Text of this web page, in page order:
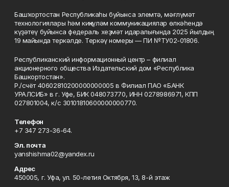
Башҡортостан Республикаһы буйынса элемтә, мәғлүмәт
технологиялары һәм киңкүләм коммуникациялар өлкәһендә
күҙәтеү буйынса федераль хеҙмәт идаралығында 2025 йылдың
19 майында теркәлде. Теркәү номеры — ПИ №ТУ02-01806.
Республиканский информационный центр – филиал
акционерного общества Издательский дом «Республика
Башкортостан».
Р./счёт 40602810200000000005 в Филиал ПАО «БАНК
УРАЛСИБ» в г. Уфе, БИК 048073770, ИНН 0278986971, КПП
027801004, к/с 30101810600000000770.
Телефон
+7 347 273-36-64.
Эл. почта
yanshishma02@yandex.ru
Адрес
450005, г. Уфа, ул. 50-летия Октября, 13, 8-й этаж